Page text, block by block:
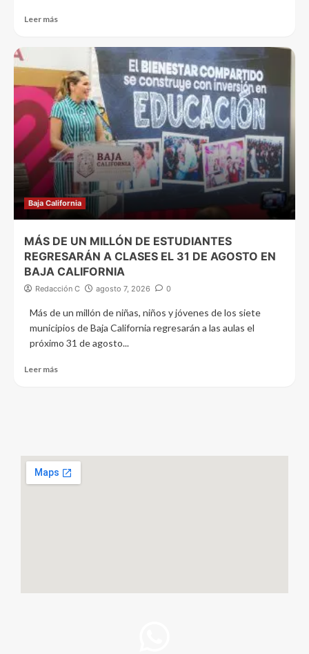
Leer más
Baja California
MÁS DE UN MILLÓN DE ESTUDIANTES
REGRESARÁN A CLASES EL 31 DE AGOSTO EN
BAJA CALIFORNIA
Redacción C agosto 7, 2026 0
Más de un millón de niñas, niños y jóvenes de los siete
municipios de Baja California regresarán a las aulas el
próximo 31 de agosto...
Leer más